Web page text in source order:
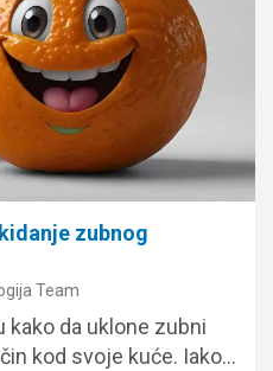
zubnog
Team
da uklone zubni
kod svoje kuće. Iako…